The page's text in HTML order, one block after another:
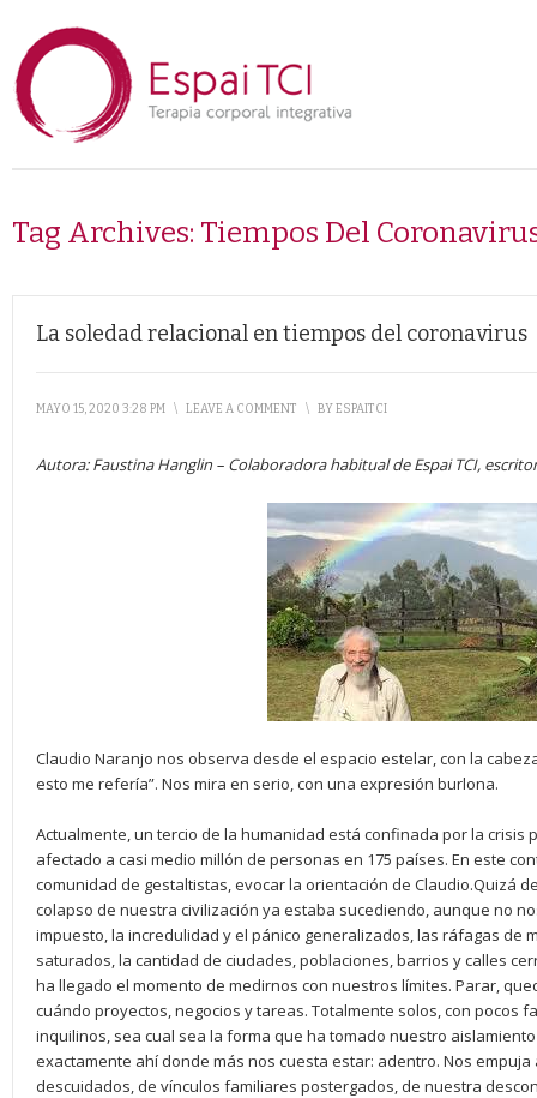
Tag Archives: Tiempos Del
La soledad relacional en tiempos del coronavirus
MAYO 15, 2020 3:28 PM \ LEAVE A COMMENT \ BYESPAITCI
Autora: Faustina Hanglin – Colaboradora habitual de Espai TCI,
Claudio Naranjo nos observa desde el espacio estelar, con la
esto me refería”. Nos mira en serio, con una expresión burlona.
Actualmente, un tercio de la humanidad está confinada por la crisis
afectado a casi medio millón de personas en 175 países. En este
comunidad de gestaltistas, evocar la orientación de Claudio.Quizá
colapso de nuestra civilización ya estaba sucediendo, aunque no
impuesto, la incredulidad y el pánico generalizados, las ráfagas de
saturados, la cantidad de ciudades, poblaciones, barrios y calles
ha llegado el momento de medirnos con nuestros límites. Parar,
cuándo proyectos, negocios y tareas. Totalmente solos, con pocos
inquilinos, sea cual sea la forma que ha tomado nuestro
exactamente ahí donde más nos cuesta estar: adentro. Nos
descuidados, de vínculos familiares postergados, de nuestra